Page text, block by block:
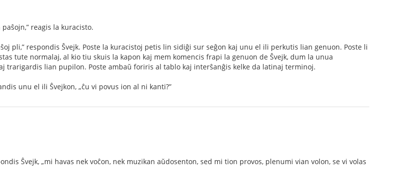
reagis la kuracisto.
pli,” respondis Ŝvejk. Poste la kuracistoj petis lin sidiĝi sur seĝon kaj unu el ili perkutis lian genuon. Poste li
tute normalaj, al kio tiu skuis la kapon kaj mem komencis frapi la genuon de Ŝvejk, dum la unua
trarigardis lian pupilon. Poste ambaŭ foriris al tablo kaj interŝanĝis kelke da latinaj terminoj.
unu el ili Ŝvejkon, „ĉu vi povus ion al ni kanti?”
Ŝvejk, „mi havas nek voĉon, nek muzikan aŭdosenton, sed mi tion provos, plenumi vian volon, se vi volas